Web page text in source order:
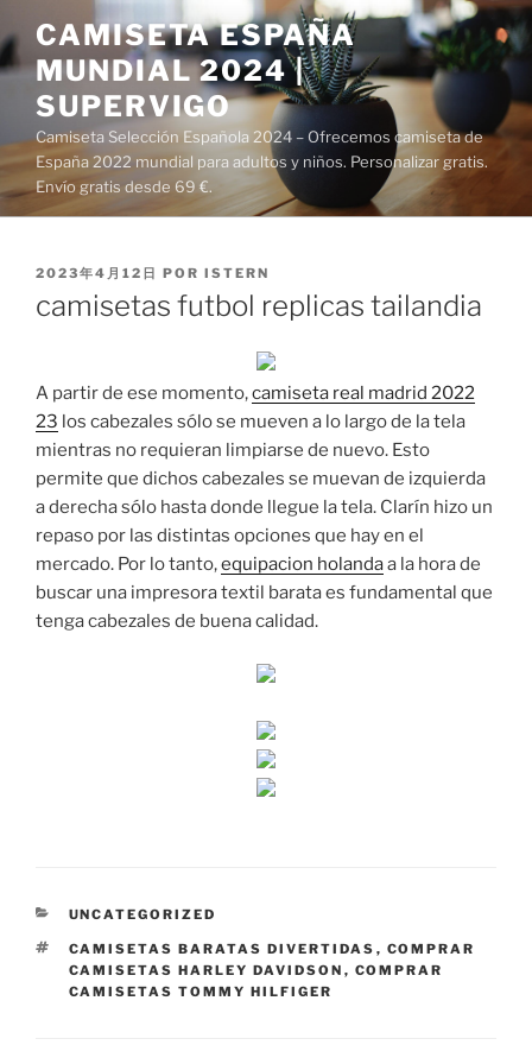
al
contenido
CAMISETA ESPAÑA
MUNDIAL 2024 |
SUPERVIGO
Camiseta Selección Española 2024 – Ofrecemos camiseta de
España 2022 mundial para adultos y niños. Personalizar gratis.
Envío gratis desde 69 €.
PUBLICADO
2023年4月12日 POR ISTERN
camisetas futbol replicas tailandia
A partir de ese momento,camiseta real madrid 2022
23 los cabezales sólo se mueven a lo largo de la tela
mientras no requieran limpiarse de nuevo. Esto
permite que dichos cabezales se muevan de izquierda
a derecha sólo hasta donde llegue la tela. Clarín hizo un
repaso por las distintas opciones que hay en el
mercado. Por lo tanto,equipacion holandaa la hora de
buscar una impresora textil barata es fundamental que
tenga cabezales de buena calidad.
CATEGORÍAS
UNCATEGORIZED
ETIQUETAS
CAMISETAS BARATAS DIVERTIDAS , COMPRAR
CAMISETAS HARLEY DAVIDSON , COMPRAR
CAMISETAS TOMMY HILFIGER